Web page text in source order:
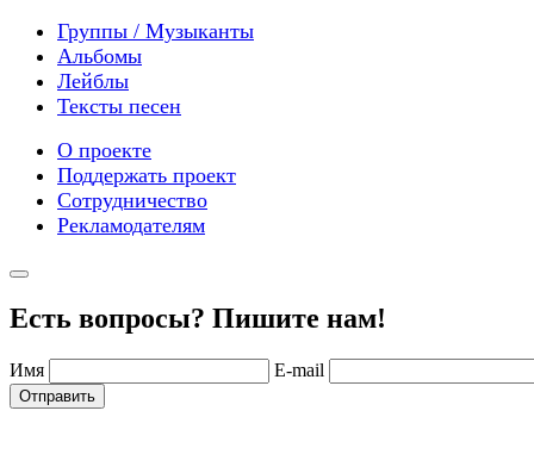
Группы / Музыканты
Альбомы
Лейблы
Тексты песен
О проекте
Поддержать проект
Сотрудничество
Рекламодателям
Есть вопросы? Пишите нам!
Имя E-mail